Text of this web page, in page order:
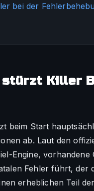
bei der
stürzt Killer
beim Start
ab. Laut den
Engine,
Fehler führt, der
erheblichen Teil